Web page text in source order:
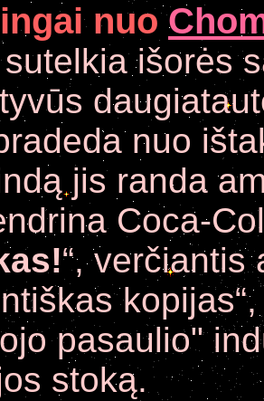
nuo
išorės
nuo
jis randa
Coca-
“, verčiantis
pasaulio"
stoką.